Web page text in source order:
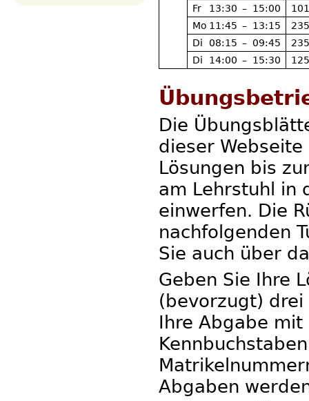
Fr
13:30 – 15:00
Mo 11:45 – 13:15
Di
08:15 – 09:45
Di
14:00 – 15:30
Die
dieser
Lösungen bis
am Lehrstuhl in
einwerfen. Die
nachfolgenden
Sie auch über
Geben Sie Ihre
(bevorzugt)
Ihre Abgabe
Abgaben